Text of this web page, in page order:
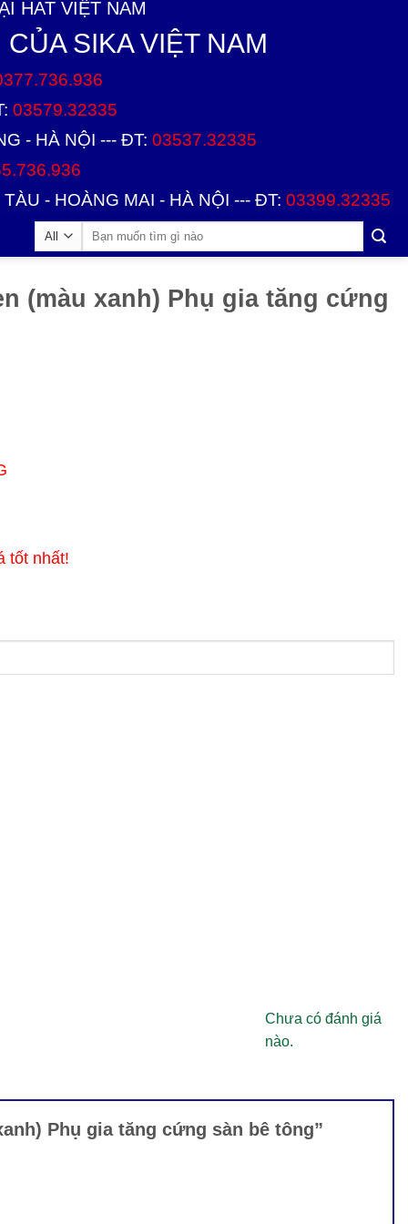
HAT VIỆT NAM
SIKA VIỆT NAM
03579.32335
- HÀ NỘI --- ĐT: 03537.32335
- HOÀNG MAI - HÀ NỘI --- ĐT: 03399.32335
(màu xanh) Phụ gia tăng cứng
tốt nhất!
Chưa có đánh giá
nào.
Phụ gia tăng cứng sàn bê tông”